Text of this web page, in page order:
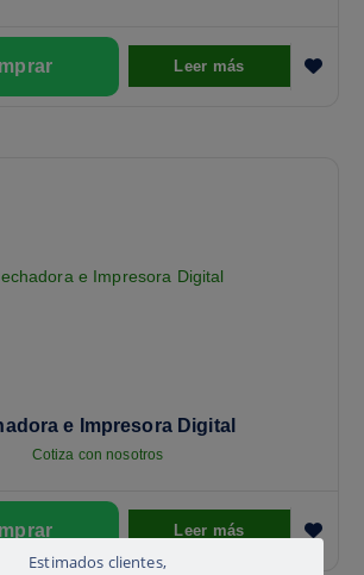
Leer más
e Impresora Digital
Cotiza con nosotros
Leer más
Estimados clientes,